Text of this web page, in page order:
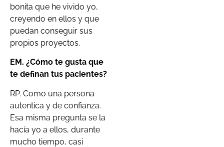
bonita que he vivido yo,
creyendo en ellos y que
puedan conseguir sus
propios proyectos.
EM. ¿Cómo te gusta que
te definan tus pacientes?
RP. Como una persona
autentica y de confianza.
Esa misma pregunta se la
hacía yo a ellos, durante
mucho tiempo, casi